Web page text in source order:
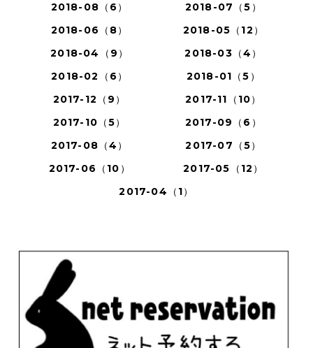
2018-08（6）
2018-07（5）
2018-06（8）
2018-05（12）
2018-04（9）
2018-03（4）
2018-02（6）
2018-01（5）
2017-12（9）
2017-11（10）
2017-10（5）
2017-09（6）
2017-08（4）
2017-07（5）
2017-06（10）
2017-05（12）
2017-04（1）